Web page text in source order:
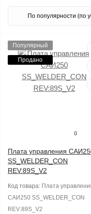
Популярный
Продано
0
Плата управления
SS_WELDER_CON
REV:89S_V2
Код товара: Плата
САИ250 SS_WELDER_CON
REV:89S_V2